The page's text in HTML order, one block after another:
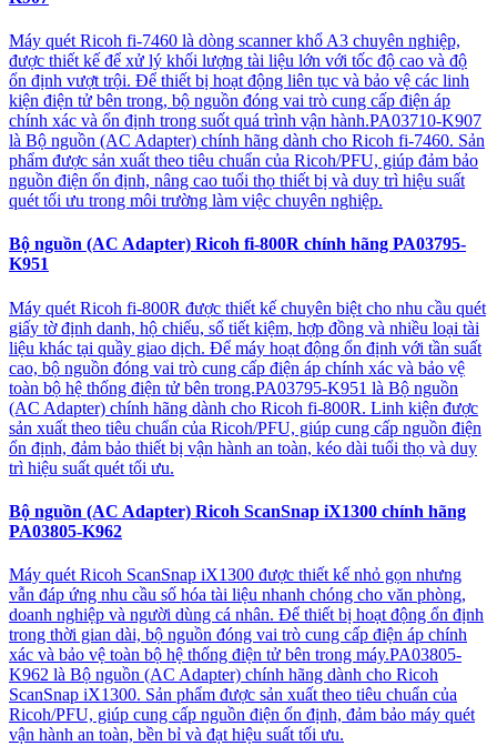
Máy quét Ricoh fi-7460 là dòng scanner khổ A3 chuyên nghiệp,
được thiết kế để xử lý khối lượng tài liệu lớn với tốc độ cao và độ
ổn định vượt trội. Để thiết bị hoạt động liên tục và bảo vệ các linh
kiện điện tử bên trong, bộ nguồn đóng vai trò cung cấp điện áp
chính xác và ổn định trong suốt quá trình vận hành.PA03710-K907
là Bộ nguồn (AC Adapter) chính hãng dành cho Ricoh fi-7460. Sản
phẩm được sản xuất theo tiêu chuẩn của Ricoh/PFU, giúp đảm bảo
nguồn điện ổn định, nâng cao tuổi thọ thiết bị và duy trì hiệu suất
quét tối ưu trong môi trường làm việc chuyên nghiệp.
Bộ nguồn (AC Adapter) Ricoh fi-800R chính hãng PA03795-
K951
Máy quét Ricoh fi-800R được thiết kế chuyên biệt cho nhu cầu quét
giấy tờ định danh, hộ chiếu, sổ tiết kiệm, hợp đồng và nhiều loại tài
liệu khác tại quầy giao dịch. Để máy hoạt động ổn định với tần suất
cao, bộ nguồn đóng vai trò cung cấp điện áp chính xác và bảo vệ
toàn bộ hệ thống điện tử bên trong.PA03795-K951 là Bộ nguồn
(AC Adapter) chính hãng dành cho Ricoh fi-800R. Linh kiện được
sản xuất theo tiêu chuẩn của Ricoh/PFU, giúp cung cấp nguồn điện
ổn định, đảm bảo thiết bị vận hành an toàn, kéo dài tuổi thọ và duy
trì hiệu suất quét tối ưu.
Bộ nguồn (AC Adapter) Ricoh ScanSnap iX1300 chính hãng
PA03805-K962
Máy quét Ricoh ScanSnap iX1300 được thiết kế nhỏ gọn nhưng
vẫn đáp ứng nhu cầu số hóa tài liệu nhanh chóng cho văn phòng,
doanh nghiệp và người dùng cá nhân. Để thiết bị hoạt động ổn định
trong thời gian dài, bộ nguồn đóng vai trò cung cấp điện áp chính
xác và bảo vệ toàn bộ hệ thống điện tử bên trong máy.PA03805-
K962 là Bộ nguồn (AC Adapter) chính hãng dành cho Ricoh
ScanSnap iX1300. Sản phẩm được sản xuất theo tiêu chuẩn của
Ricoh/PFU, giúp cung cấp nguồn điện ổn định, đảm bảo máy quét
vận hành an toàn, bền bỉ và đạt hiệu suất tối ưu.